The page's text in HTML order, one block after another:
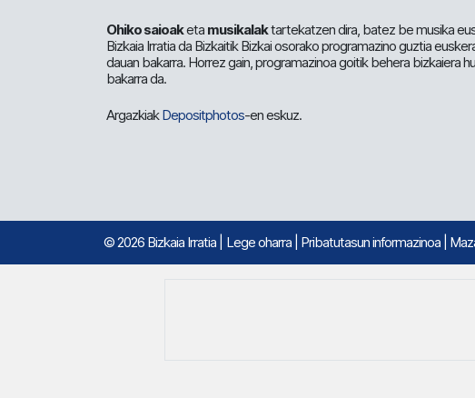
Ohiko saioaketa musikalaktartekatzen dira, batez be musika
Bizkaia Irratia da Bizkaitik Bizkai osorako programazino guztia
dauan bakarra. Horrez gain, programazinoa goitik behera bizkaiera
bakarra da.
ArgazkiakDepositphotos-en eskuz.
© 2026 Bizkaia Irratia Lege oharra Pribatutasun informazinoa |